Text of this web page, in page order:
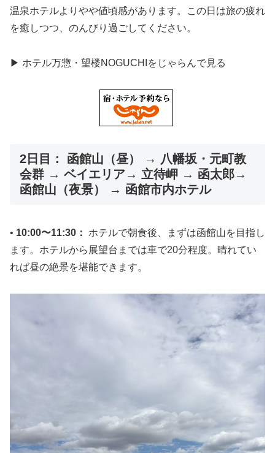
温泉ホテルよりやや値頃感があります。この日は旅の疲れ
を癒しつつ、のんびり過ごしてください。
▶ ホテル万惣・望楼NOGUCHIをじゃらんで見る
2日目： 函館山（昼） → 八幡坂・元町教
会群 → ベイエリア→ 立待岬 → 函太郎→
函館山（夜景） → 函館市内ホテル
• 10:00〜11:30：
ホテルで朝食後、まずは函館山を目指し
ます。ホテルから展望台までは車で20分程度。晴れてい
れば昼の絶景を堪能できます。